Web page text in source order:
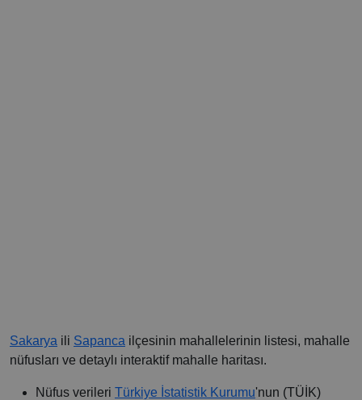
Sakarya ili Sapanca ilçesinin mahallelerinin listesi, mahalle
nüfusları ve detaylı interaktif mahalle haritası.
Nüfus verileri Türkiye İstatistik Kurumu'nun (TÜİK)